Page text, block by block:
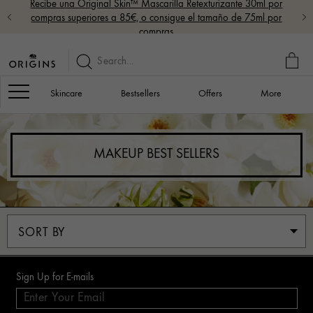
Recibe una Original Skin™ Mascarilla Retexturizante 30ml por
compras superiores a 85€, o consigue el tamaño de 75ml por
compras
MY
Navigation
Skincare Bestsellers Offers More
MAKEUP BEST SELLERS
Sign Up for E-mails